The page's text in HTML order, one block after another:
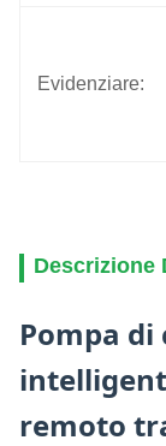
Evidenziare:
Descrizione
Pompa di
remoto